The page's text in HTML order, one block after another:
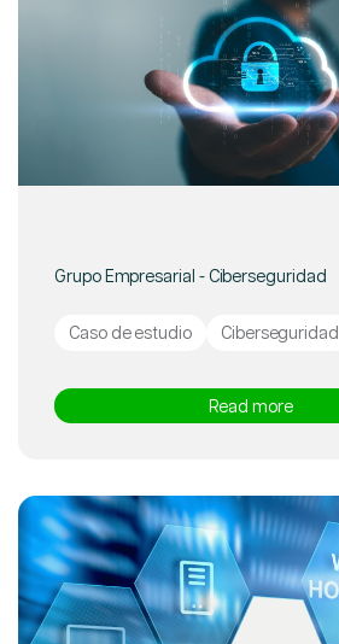
Grupo Empresarial - Ciberseguridad
Caso de estudio Ciberseguridad
Read more